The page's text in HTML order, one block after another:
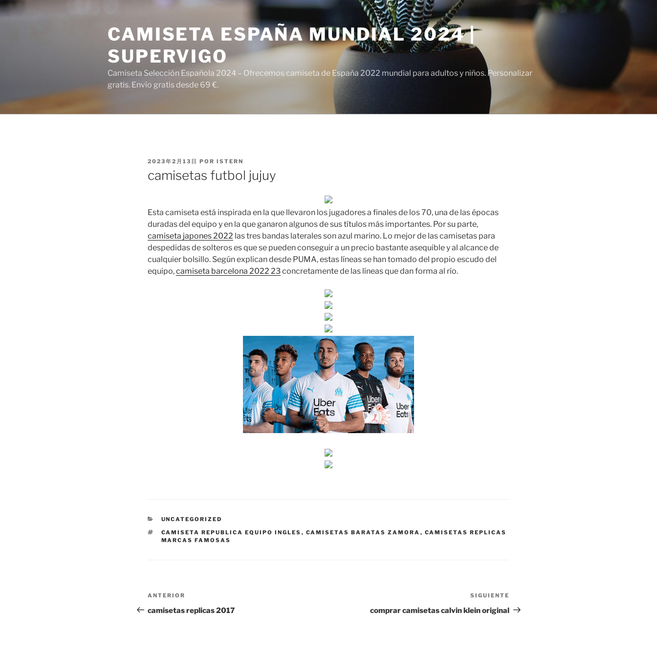
Saltar
al
CAMISETA ESPAÑA MUNDIAL 2024 |
SUPERVIGO
Camiseta Selección Española 2024 – Ofrecemos camiseta de España 2022 mundial para adultos y niños. Personalizar
gratis. Envío gratis desde 69 €.
PUBLICADO
2023年2月13日 POR ISTERN
camisetas futbol jujuy
Esta camiseta está inspirada en la que llevaron los jugadores a finales de los 70, una de las épocas
duradas del equipo y en la que ganaron algunos de sus títulos más importantes. Por su parte,
camiseta japones 2022 las tres bandas laterales son azul marino. Lo mejor de las camisetas para
despedidas de solteros es que se pueden conseguir a un precio bastante asequible y al alcance de
cualquier bolsillo. Según explican desde PUMA, estas líneas se han tomado del propio escudo del
equipo,camiseta barcelona 2022 23concretamente de las líneas que dan forma al río.
CATEGORÍAS
UNCATEGORIZED
ETIQUETAS
CAMISETA REPUBLICA EQUIPO INGLES , CAMISETAS BARATAS ZAMORA , CAMISETAS REPLICAS
MARCAS FAMOSAS
Navegación
de
Entrada
anterior:
ANTERIOR
camisetas replicas 2017
entrada
SIGUIENTE
comprar camisetas calvin klein original